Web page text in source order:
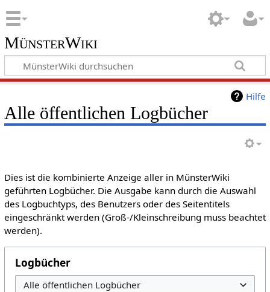
MünsterWiki
Hilfe
Alle öffentlichen Logbücher
Dies ist die kombinierte Anzeige aller in MünsterWiki
geführten Logbücher. Die Ausgabe kann durch die Auswahl
des Logbuchtyps, des Benutzers oder des Seitentitels
eingeschränkt werden (Groß-/Kleinschreibung muss beachtet
werden).
Logbücher
Alle öffentlichen Logbücher